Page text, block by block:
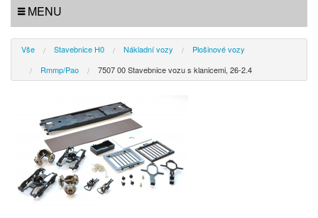
MENU
Vše Stavebnice H0 Nákladní vozy
Plošinové vozy
Rmmp/Pao
7507 00 Stavebnice vozu s klanicemi, 26-2.4